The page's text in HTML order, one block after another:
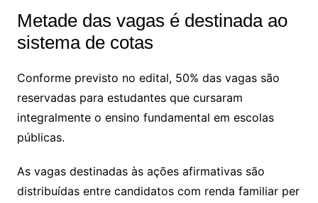
Metade das vagas é destinada ao
sistema de cotas
Conforme previsto no edital, 50% das vagas são
reservadas para estudantes que cursaram
integralmente o ensino fundamental em escolas
públicas.
As vagas destinadas às ações afirmativas são
distribuídas entre candidatos com renda familiar per